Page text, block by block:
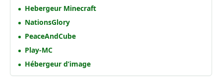
Hebergeur Minecraft
NationsGlory
PeaceAndCube
Play-MC
Hébergeur d’image